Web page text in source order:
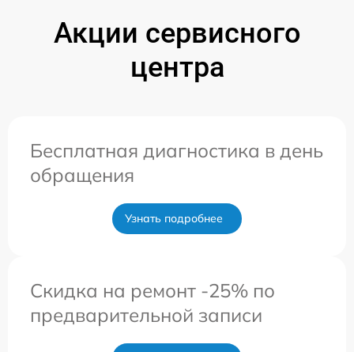
Акции сервисного
центра
Бесплатная диагностика в день
обращения
Узнать подробнее
Скидка на ремонт -25% по
предварительной записи